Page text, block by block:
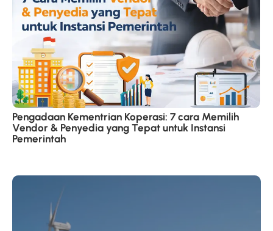
Pengadaan Kementrian Koperasi: 7 cara Memilih
Vendor & Penyedia yang Tepat untuk Instansi
Pemerintah